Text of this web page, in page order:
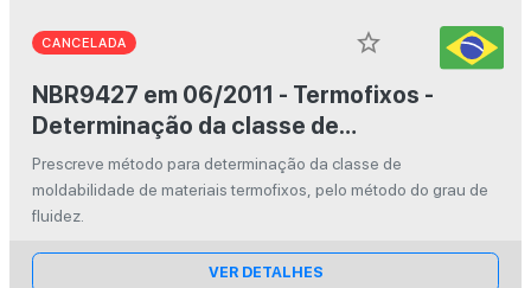
CANCELADA
star_border
NBR9427 em 06/2011 - Termofixos -
Determinação da classe de
moldabilidade pelo método do grau de
fluidez
Prescreve método para determinação da classe de
moldabilidade de materiais termofixos, pelo método do grau de
fluidez.
VER DETALHES